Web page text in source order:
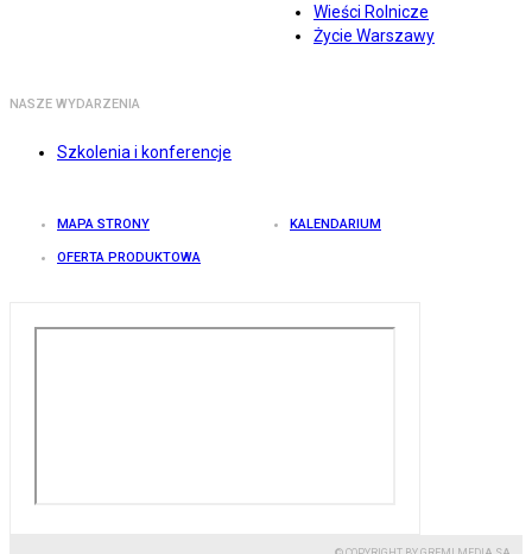
Wieści Rolnicze
Życie Warszawy
NASZE WYDARZENIA
Szkolenia i konferencje
MAPA STRONY KALENDARIUM
OFERTA PRODUKTOWA